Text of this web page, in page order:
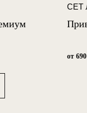
СЕТ
от